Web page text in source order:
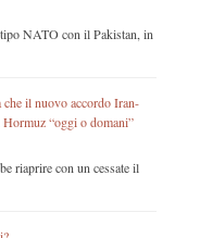
tipo NATO con il Pakistan, in
il nuovo accordo Iran-
“oggi o domani”
riaprire con un cessate il